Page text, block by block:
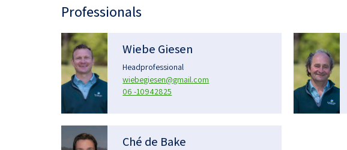
Professionals
Wiebe Giesen
Headprofessional
wiebegiesen@gmail.com
06 -10942825
Ché de Bake